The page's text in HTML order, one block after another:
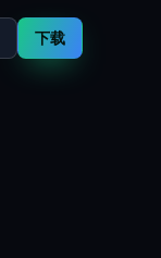
下载